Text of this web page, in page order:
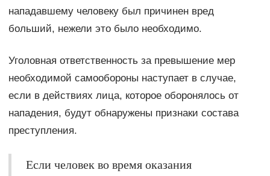
нападавшему человеку был причинен вред
больший, нежели это было необходимо.
Уголовная ответственность за превышение мер
необходимой самообороны наступает в случае,
если в действиях лица, которое оборонялось от
нападения, будут обнаружены признаки состава
преступления.
Если человек во время оказания